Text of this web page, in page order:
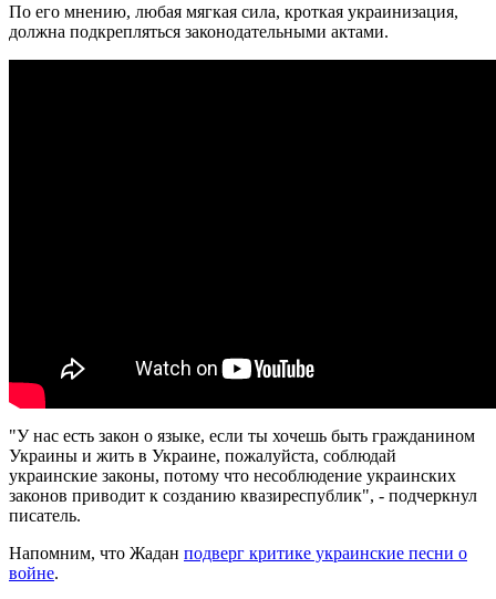
По его мнению, любая мягкая сила, кроткая украинизация,
должна подкрепляться законодательными актами.
"У нас есть закон о языке, если ты хочешь быть гражданином
Украины и жить в Украине, пожалуйста, соблюдай
украинские законы, потому что несоблюдение украинских
законов приводит к созданию квазиреспублик", - подчеркнул
писатель.
Напомним, что Жадан подверг критике украинские песни о
войне.